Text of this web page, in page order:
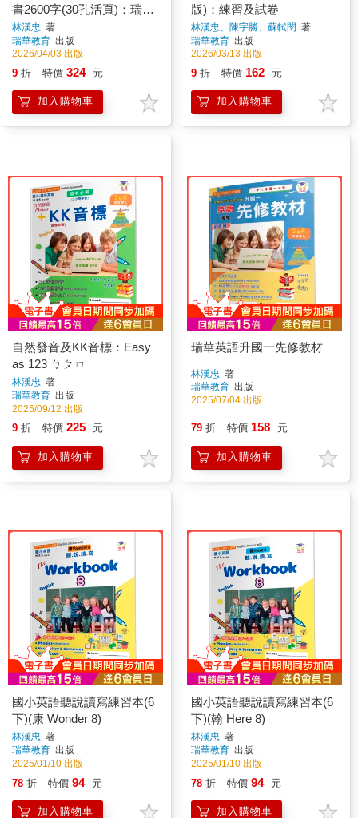
書2600字(30孔活頁)：瑞華
基礎分類單字
林漢忠 著
瑞華教育 出版
2026/04/03 出版
9 折 特價 324 元
加入購物車
版)：練習及試卷
林漢忠、陳宇勝、蘇軾閔 著
瑞華教育 出版
2026/03/13 出版
9 折 特價 162 元
加入購物車
自然發音及KK音標：Easy
as 123 ㄅㄆㄇ
林漢忠 著
瑞華教育 出版
2025/09/12 出版
9 折 特價 225 元
加入購物車
瑞華英語升國一先修教材
林漢忠 著
瑞華教育 出版
2025/07/04 出版
79 折 特價 158 元
加入購物車
國小英語聽說讀寫練習本(6
下)(康 Wonder 8)
林漢忠 著
瑞華教育 出版
2025/01/10 出版
78 折 特價 94 元
加入購物車
國小英語聽說讀寫練習本(6
下)(翰 Here 8)
林漢忠 著
瑞華教育 出版
2025/01/10 出版
78 折 特價 94 元
加入購物車